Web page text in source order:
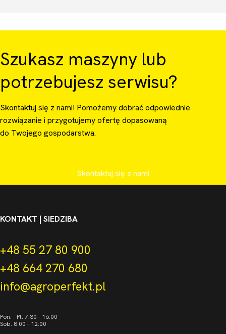
Szukasz maszyny lub
potrzebujesz serwisu?
Skontaktuj się z nami! Pomożemy dobrać odpowiednie
rozwiązanie i przygotujemy ofertę dopasowaną
do Twojego gospodarstwa.
Skontaktuj się z nami
KONTAKT | SIEDZIBA
+48 55 27 80 900
+48 664 270 680
info@agroperfekt.pl
Pon. - Pt. 7:30 - 16:00
Sob. 8:00 - 12:00